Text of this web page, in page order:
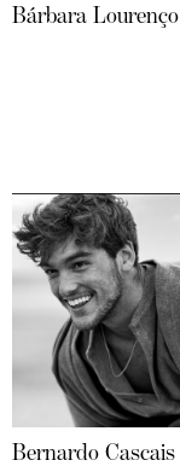
Bárbara Lourenço
Bernardo Cascais